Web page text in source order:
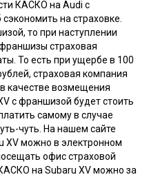
КАСКО на Audi с
на страховке.
то при наступлении
страховая
То есть при ущербе в 100
страховая компания
качестве возмещения
с франшизой будет стоить
самому в случае
чуть. На нашем сайте
XV можно в электронном
офис страховой
на Subaru XV можно за